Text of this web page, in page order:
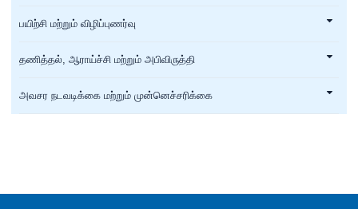
பயிற்சி மற்றும் விழிப்புணர்வு
தணித்தல், ஆராய்ச்சி மற்றும் அபிவிருத்தி
அவசர நடவடிக்கை மற்றும் முன்னெச்சரிக்கை